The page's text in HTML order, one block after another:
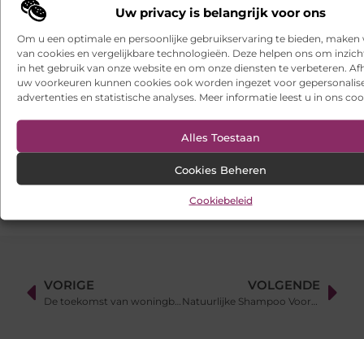
Uw privacy is belangrijk voor ons
Om u een optimale en persoonlijke gebruikservaring te bieden, maken
van cookies en vergelijkbare technologieën. Deze helpen ons om
in het gebruik van onze website en om onze diensten te verbeteren.
uw voorkeuren kunnen cookies ook worden ingezet voor
advertenties en statistische analyses. Meer informatie leest u in ons
Alles Toestaan
Cookies Beheren
Cookiebeleid
Hoe franchiseketens lokale Google Ads budgetten centraal en
Een buitenkat of binnenkat? Dezelfde dierenarts voor uw kat
Samen scheiden zonder strijd: zo houd je overzicht in een
onrustige periode
Websites laten maken: wat u moet weten voordat u begint
Ontdek het gemak van online vlees bestellen
VORIGE
De toekomst van woningbouw: neem deel aan de vreugde met scholte op reimer
VOLGENDE
Natuurlijke Shampoo Voordelen: Is het echt Beter dan Reguliere Shampoo?